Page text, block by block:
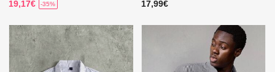
19,17€ -35% 17,99€